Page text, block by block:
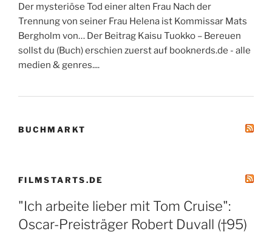
Der mysteriöse Tod einer alten Frau Nach der
Trennung von seiner Frau Helena ist Kommissar Mats
Bergholm von… Der Beitrag Kaisu Tuokko – Bereuen
sollst du (Buch) erschien zuerst auf booknerds.de - alle
medien & genres....
BUCHMARKT
FILMSTARTS.DE
"Ich arbeite lieber mit Tom Cruise":
Oscar-Preisträger Robert Duvall (†95)